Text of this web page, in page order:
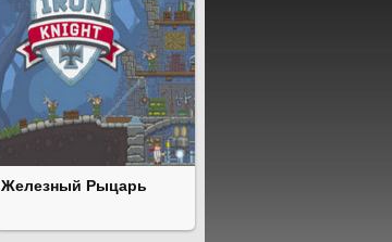
Железный Рыцарь